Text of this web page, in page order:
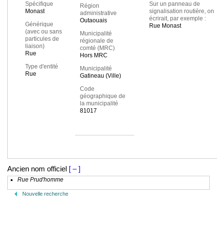
Spécifique
Monast
Générique
(avec ou sans
particules de
liaison)
Rue
Type d'entité
Rue
Région
administrative
Outaouais
Municipalité
régionale de
comté (MRC)
Hors MRC
Municipalité
Gatineau (Ville)
Code
géographique de
la municipalité
81017
Sur un panneau de
signalisation routière, on
écrirait, par exemple :
Rue Monast
Ancien nom officiel [ – ]
Rue Prud'homme
Nouvelle recherche